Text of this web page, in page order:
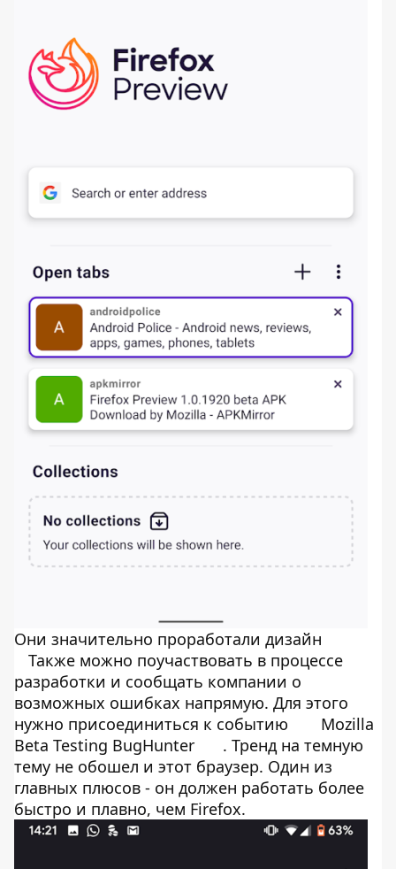
Они значительно проработали дизайн
Также можно поучаствовать в процессе
разработки и сообщать компании о
возможных ошибках напрямую. Для этого
нужно присоединиться к событию
Mozilla
Beta Testing BugHunter
. Тренд на темную
тему не обошел и этот браузер. Один из
главных плюсов - он должен работать более
быстро и плавно, чем Firefox.